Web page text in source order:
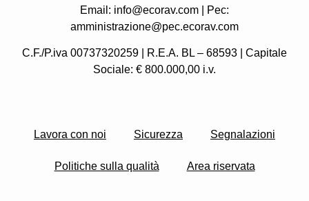
Email: info@ecorav.com | Pec:
amministrazione@pec.ecorav.com
C.F./P.iva 00737320259 | R.E.A. BL – 68593 | Capitale
Sociale: € 800.000,00 i.v.
Lavora con noi Sicurezza Segnalazioni
Politiche sulla qualità Area riservata